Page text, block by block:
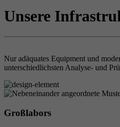
Unsere
Nur adäquates Equipment und
unterschiedlichsten Analyse- und
Großlabors